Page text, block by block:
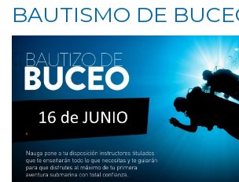
BAUTISMO DE